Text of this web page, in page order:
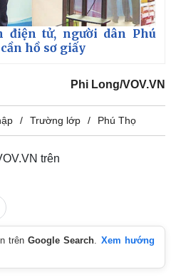
điện tử, người dân Phú
hồ sơ giấy
Phi Long/VOV.VN
Trường lớp Phú Thọ
trên
trênGoogle Search. Xem hướng